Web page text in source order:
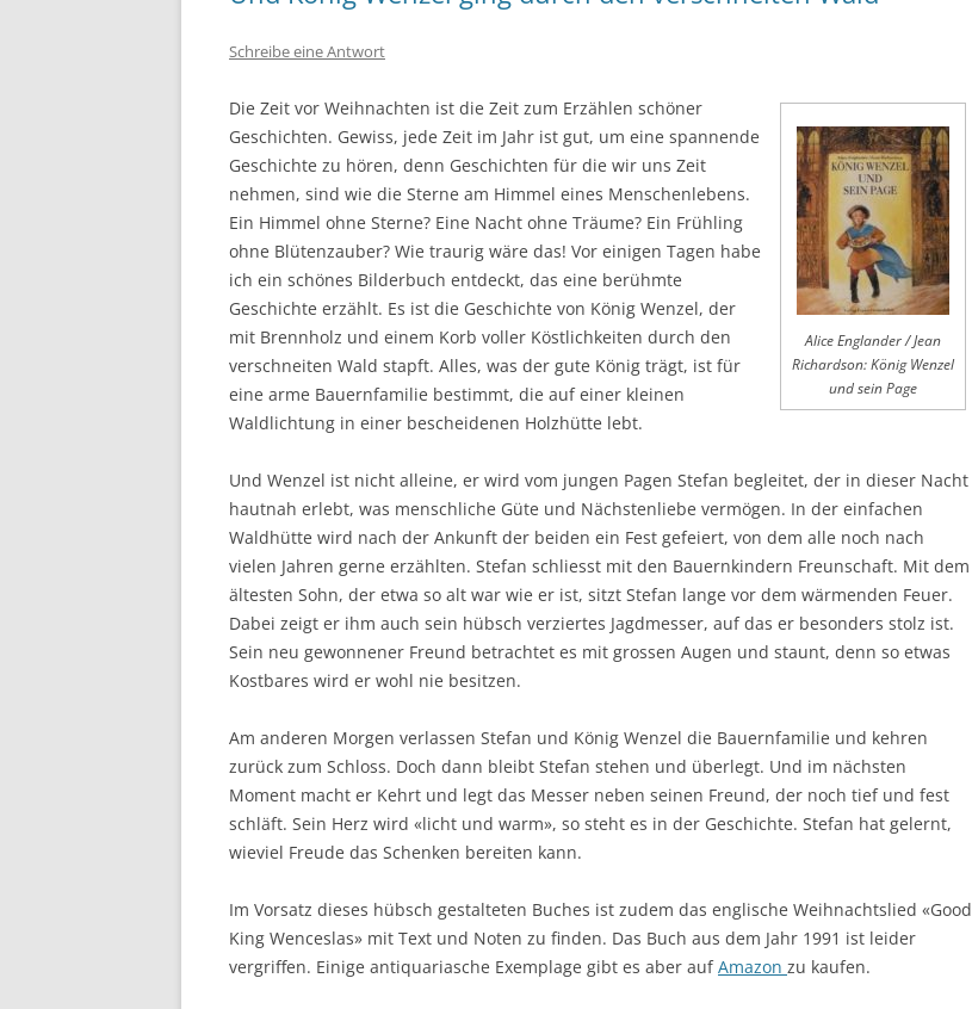
Schreibe eine Antwort
Alice Englander / Jean
Richardson: König Wenzel
und sein Page
Die Zeit vor Weihnachten ist die Zeit zum Erzählen schöner
Geschichten. Gewiss, jede Zeit im Jahr ist gut, um eine spannende
Geschichte zu hören, denn Geschichten für die wir uns Zeit
nehmen, sind wie die Sterne am Himmel eines Menschenlebens.
Ein Himmel ohne Sterne? Eine Nacht ohne Träume? Ein Frühling
ohne Blütenzauber? Wie traurig wäre das! Vor einigen Tagen habe
ich ein schönes Bilderbuch entdeckt, das eine berühmte
Geschichte erzählt. Es ist die Geschichte von König Wenzel, der
mit Brennholz und einem Korb voller Köstlichkeiten durch den
verschneiten Wald stapft. Alles, was der gute König trägt, ist für
eine arme Bauernfamilie bestimmt, die auf einer kleinen
Waldlichtung in einer bescheidenen Holzhütte lebt.
Und Wenzel ist nicht alleine, er wird vom jungen Pagen Stefan begleitet, der in dieser Nacht
hautnah erlebt, was menschliche Güte und Nächstenliebe vermögen. In der einfachen
Waldhütte wird nach der Ankunft der beiden ein Fest gefeiert, von dem alle noch nach
vielen Jahren gerne erzählten. Stefan schliesst mit den Bauernkindern Freunschaft. Mit dem
ältesten Sohn, der etwa so alt war wie er ist, sitzt Stefan lange vor dem wärmenden Feuer.
Dabei zeigt er ihm auch sein hübsch verziertes Jagdmesser, auf das er besonders stolz ist.
Sein neu gewonnener Freund betrachtet es mit grossen Augen und staunt, denn so etwas
Kostbares wird er wohl nie besitzen.
Am anderen Morgen verlassen Stefan und König Wenzel die Bauernfamilie und kehren
zurück zum Schloss. Doch dann bleibt Stefan stehen und überlegt. Und im nächsten
Moment macht er Kehrt und legt das Messer neben seinen Freund, der noch tief und fest
schläft. Sein Herz wird «licht und warm», so steht es in der Geschichte. Stefan hat gelernt,
wieviel Freude das Schenken bereiten kann.
Im Vorsatz dieses hübsch gestalteten Buches ist zudem das englische Weihnachtslied «Good
King Wenceslas» mit Text und Noten zu finden. Das Buch aus dem Jahr 1991 ist leider
vergriffen. Einige antiquariasche Exemplage gibt es aber aufAmazon zu kaufen.